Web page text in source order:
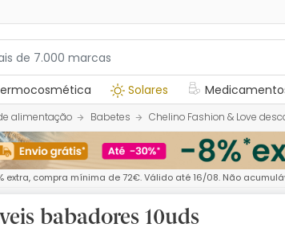
Solares
alimentação Babetes Chelino Fashion & Love
extra, compra mínima de 72€. Válido até 16/08. Não
babadores 10uds